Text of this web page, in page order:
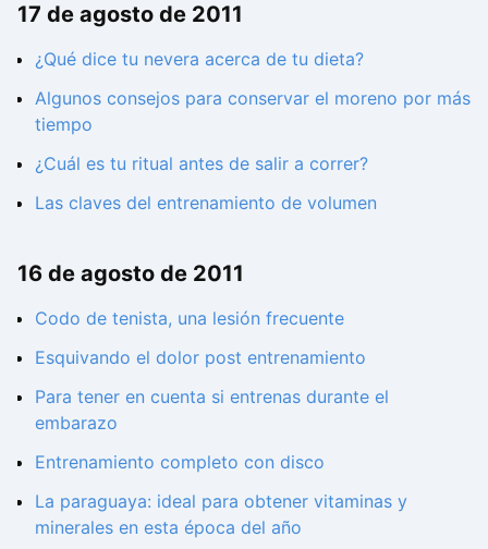
17 de agosto de 2011
¿Qué dice tu nevera acerca de tu dieta?
Algunos consejos para conservar el moreno por más
tiempo
¿Cuál es tu ritual antes de salir a correr?
Las claves del entrenamiento de volumen
16 de agosto de 2011
Codo de tenista, una lesión frecuente
Esquivando el dolor post entrenamiento
Para tener en cuenta si entrenas durante el
embarazo
Entrenamiento completo con disco
La paraguaya: ideal para obtener vitaminas y
minerales en esta época del año